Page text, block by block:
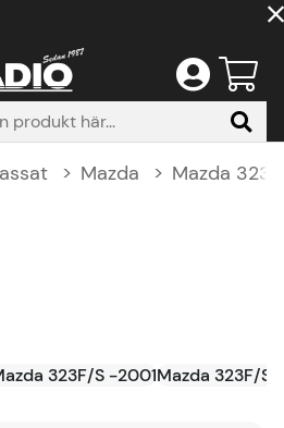
Mazda Mazda 323
323F/S -2001Mazda 323F/S